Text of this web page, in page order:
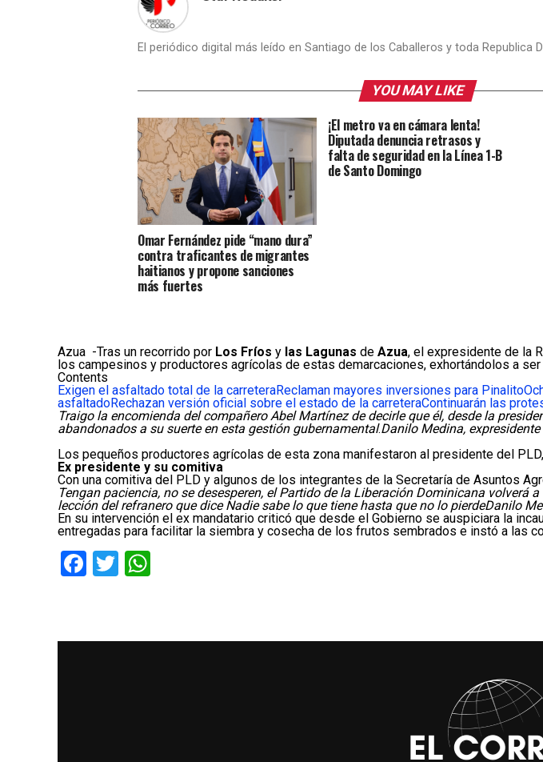
El periódico digital más leído en Santiago de los Caballeros y toda Republica
YOU MAY LIKE
Omar Fernández pide “mano dura”
contra traficantes de migrantes
haitianos y propone sanciones
más fuertes
¡El metro va en cámara lenta!
Diputada denuncia retrasos y
falta de seguridad en la Línea 1-B
de Santo Domingo
Azua -Tras un recorrido por Los Fríos y las Lagunas de Azua, el expresidente de la
los campesinos y productores agrícolas de estas demarcaciones, exhortándolos a
Contents
Exigen el asfaltado total de la carreteraReclaman mayores inversiones para Pinalito
asfaltadoRechazan versión oficial sobre el estado de la carreteraContinuarán las
Traigo la encomienda del compañero Abel Martínez de decirle que él, desde la
abandonados a su suerte en esta gestión gubernamental.Danilo Medina,
Los pequeños productores agrícolas de esta zona manifestaron al presidente del
Ex presidente y su comitiva
Con una comitiva del PLD y algunos de los integrantes de la Secretaría de Asuntos
Tengan paciencia, no se desesperen, el Partido de la Liberación Dominicana
lección del refranero que dice Nadie sabe lo que tiene hasta que no lo pierdeDanilo
En su intervención el ex mandatario criticó que desde el Gobierno se auspiciara la
entregadas para facilitar la siembra y cosecha de los frutos sembrados e instó a las
Facebook
Twitter